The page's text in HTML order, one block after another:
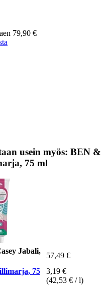
79,90 €
usein myös: BEN &
75 ml
Jabali,
57,49 €
75
3,19 €
(42,53 € / l)